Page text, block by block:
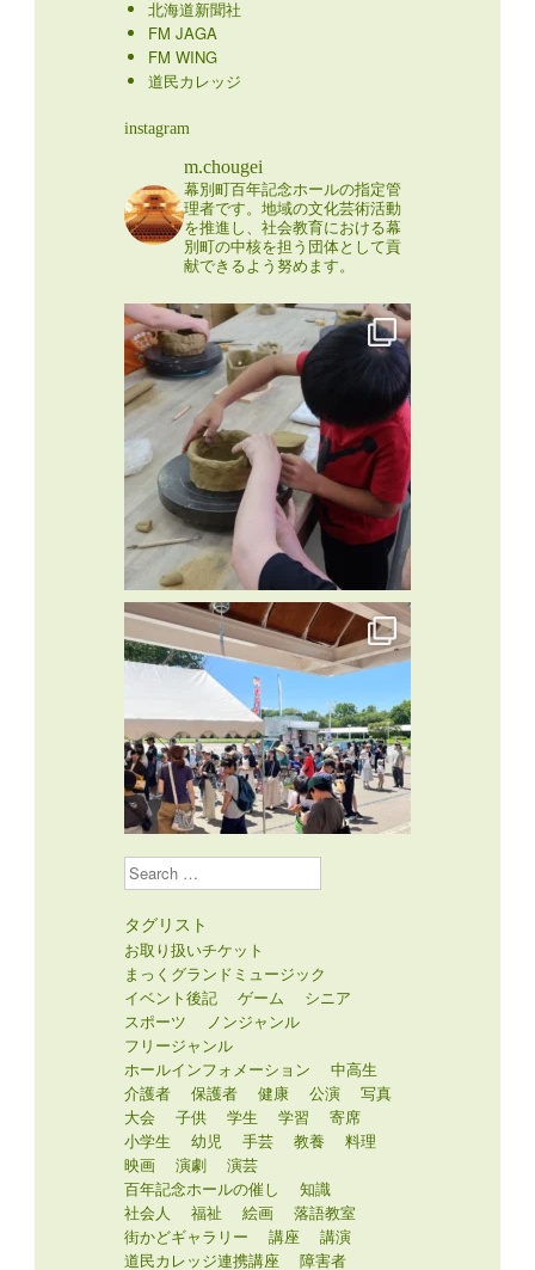
北海道新聞社
FM JAGA
FM WING
道民カレッジ
instagram
m.chougei
幕別町百年記念ホールの指定管
理者です。地域の文化芸術活動
を推進し、社会教育における幕
別町の中核を担う団体として貢
献できるよう努めます。
Search
タグリスト
お取り扱いチケット
まっくグランドミュージック
イベント後記
ゲーム
シニア
スポーツ
ノンジャンル
フリージャンル
ホールインフォメーション
中高生
介護者
保護者 健康 公演
写真
大会
子供 学生 学習
寄席
小学生
幼児 手芸 教養
料理
映画
演劇
演芸
百年記念ホールの催し
知識
社会人
福祉 絵画
落語教室
街かどギャラリー
講座
講演
道民カレッジ連携講座
障害者